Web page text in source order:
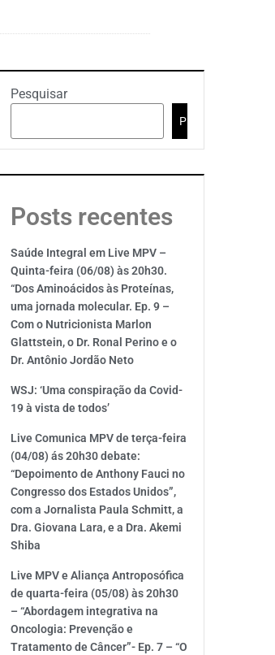
Pesquisar
Pesquisar
Posts recentes
Saúde Integral em Live MPV –
Quinta-feira (06/08) às 20h30.
“Dos Aminoácidos às Proteínas,
uma jornada molecular. Ep. 9 –
Com o Nutricionista Marlon
Glattstein, o Dr. Ronal Perino e o
Dr. Antônio Jordão Neto
WSJ: ‘Uma conspiração da Covid-
19 à vista de todos’
Live Comunica MPV de terça-feira
(04/08) ás 20h30 debate:
“Depoimento de Anthony Fauci no
Congresso dos Estados Unidos”,
com a Jornalista Paula Schmitt, a
Dra. Giovana Lara, e a Dra. Akemi
Shiba
Live MPV e Aliança Antroposófica
de quarta-feira (05/08) às 20h30
– “Abordagem integrativa na
Oncologia: Prevenção e
Tratamento de Câncer”- Ep. 7 – “O